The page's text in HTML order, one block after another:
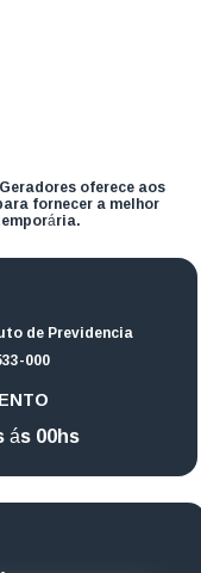
oferece aos
fornecer a melhor
de Previdencia
000
ás 00hs